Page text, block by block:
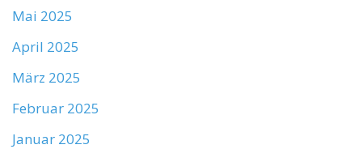
Mai 2025
April 2025
März 2025
Februar 2025
Januar 2025